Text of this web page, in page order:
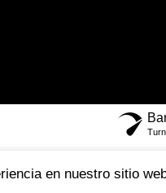
en nuestro sitio